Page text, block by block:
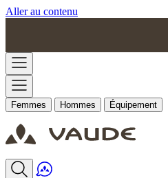
Aller au contenu
Femmes Hommes Équipement